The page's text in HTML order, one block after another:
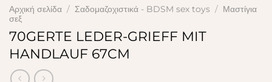
στην
Αρχική σελίδα / Σαδομαζοχιστικά - BDSM sex toys / Μαστίγια
σεξ
70GERTE LEDER-GRIEFF MIT
HANDLAUF 67CM